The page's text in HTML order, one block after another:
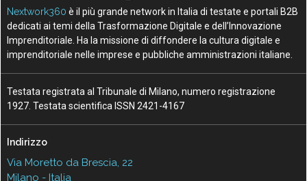
Nextwork360 è il più grande network in Italia di testate e portali B2B
dedicati ai temi della Trasformazione Digitale e dell’Innovazione
Imprenditoriale. Ha la missione di diffondere la cultura digitale e
imprenditoriale nelle imprese e pubbliche amministrazioni italiane.
Testata registrata al Tribunale di Milano, numero registrazione
1927. Testata scientifica ISSN 2421-4167
Indirizzo
Via Moretto da Brescia, 22
Milano - Italia